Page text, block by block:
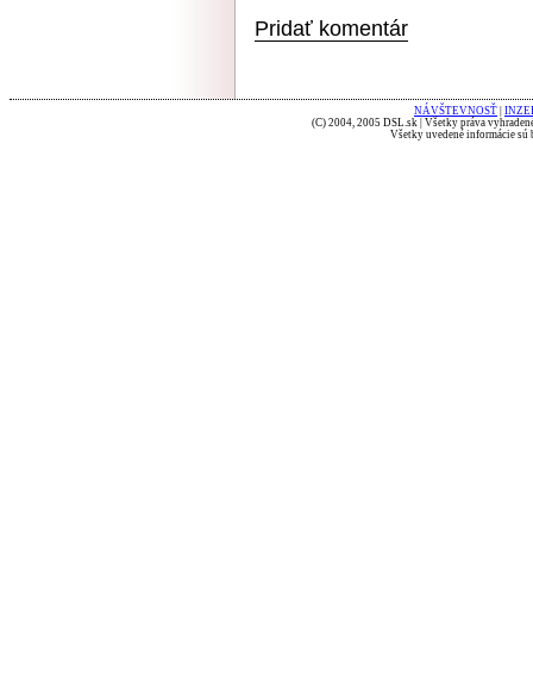
Pridať komentár
NÁVŠTEVNOSŤ
(C) 2004, 2005 DSL.sk | Všetky práva
Všetky uvedené informácie sú